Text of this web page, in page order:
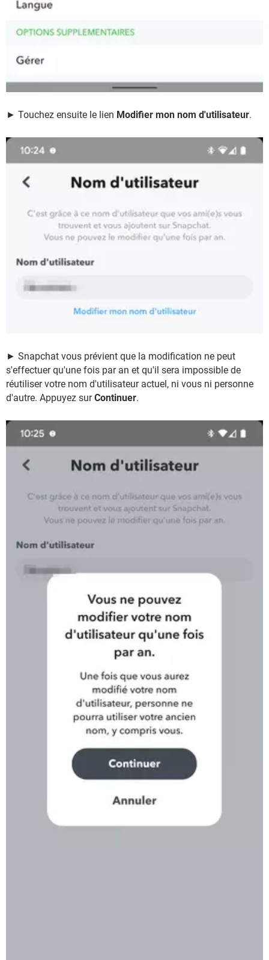
► Touchez ensuite le lien Modifier mon nom d'utilisateur.
► Snapchat vous prévient que la modification ne peut
s'effectuer qu'une fois par an et qu'il sera impossible de
réutiliser votre nom d'utilisateur actuel, ni vous ni personne
d'autre. Appuyez surContinuer.